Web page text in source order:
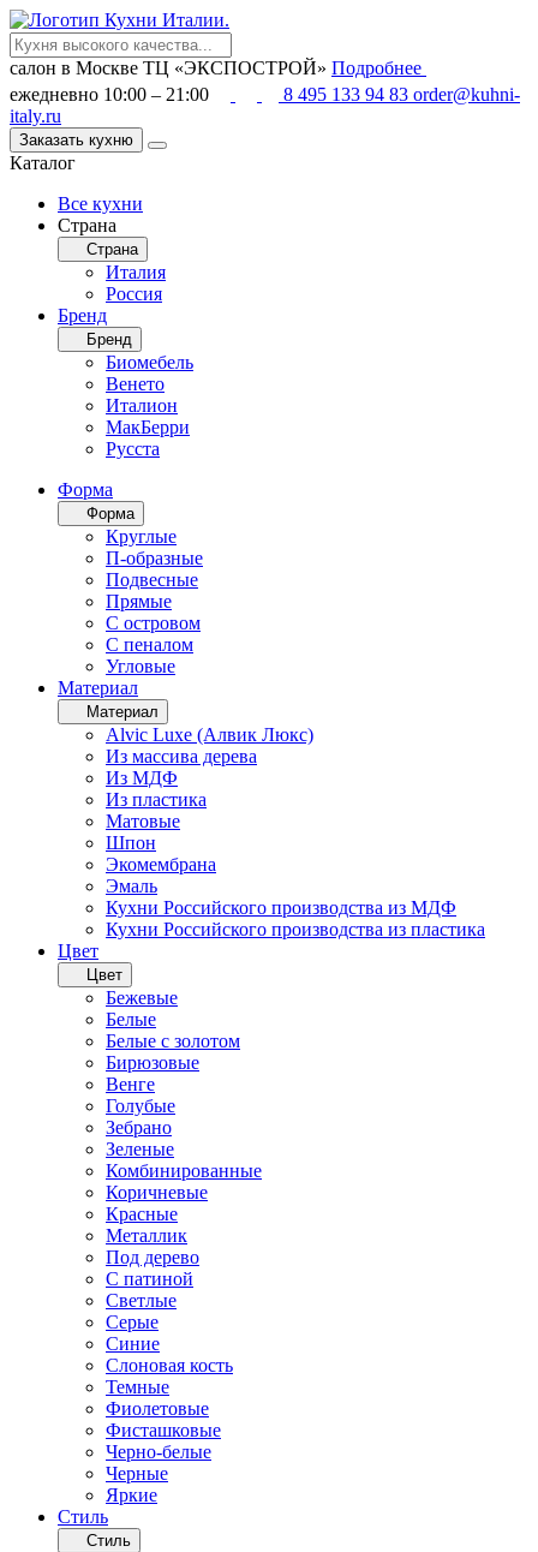
салон в Москве ТЦ «ЭКСПОСТРОЙ» Подробнее
ежедневно 10:00 – 21:00
8 495 133 94 83 order@kuhni-
italy.ru
Заказать кухню
Каталог
Все кухни
Страна
Страна
Италия
Россия
Бренд
Бренд
Биомебель
Венето
Италион
МакБерри
Русста
Форма
Форма
Круглые
П-образные
Подвесные
Прямые
С островом
С пеналом
Угловые
Материал
Материал
Alvic Luxe (Алвик Люкс)
Из массива дерева
Из МДФ
Из пластика
Матовые
Шпон
Экомембрана
Эмаль
Кухни Российского производства из МДФ
Кухни Российского производства из пластика
Цвет
Цвет
Бежевые
Белые
Белые с золотом
Бирюзовые
Венге
Голубые
Зебрано
Зеленые
Комбинированные
Коричневые
Красные
Металлик
Под дерево
С патиной
Светлые
Серые
Синие
Слоновая кость
Темные
Фиолетовые
Фисташковые
Черно-белые
Черные
Яркие
Стиль
Стиль